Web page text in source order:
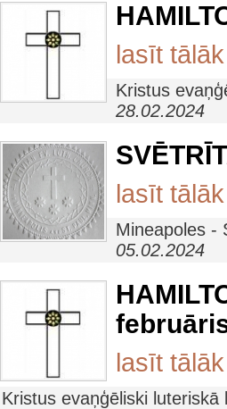
lasīt
Kristus
28.02.2024
lasīt
Mineapoles -
05.02.2024
lasīt
Kristus evaņģēliski